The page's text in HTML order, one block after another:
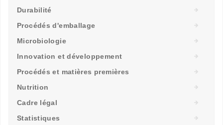
Durabilité
Procédés d'emballage
Microbiologie
Innovation et développement
Procédés et matières premières
Nutrition
Cadre légal
Statistiques